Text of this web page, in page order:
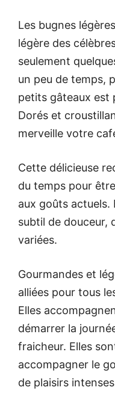
Les bugnes
légère des
seulement
un peu de temps,
petits gâteaux est
Dorés et
merveille votre
Cette délicieuse
du temps pour
aux goûts actuels.
subtil de douceur,
variées.
Gourmandes et
alliées pour tous
Elles
démarrer la
fraicheur. Elles
accompagner le
de plaisirs